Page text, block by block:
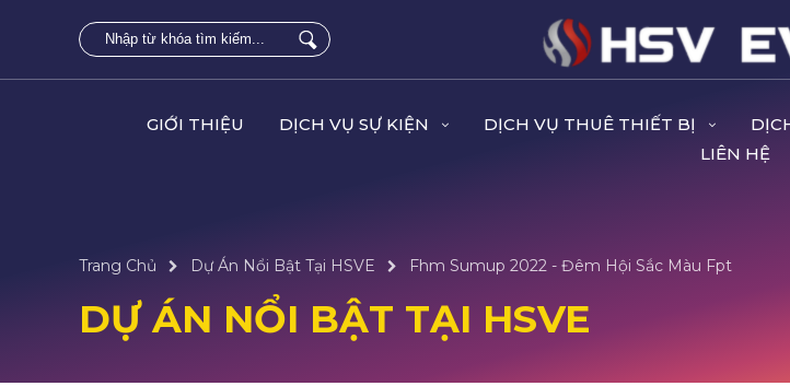
GIỚI THIỆU DỊCH VỤ SỰ KIỆN DỊCH VỤ THUÊ THIẾT BỊ
LIÊN HỆ
Trang Chủ Dự Án Nổi Bật Tại HSVE Fhm Sumup 2022 - Đêm Hội Sắc Màu Fpt
DỰ ÁN NỔI BẬT TẠI HSVE